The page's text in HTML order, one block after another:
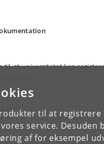
til at
service. Desuden
af for eksempel
til, at universitetet kan